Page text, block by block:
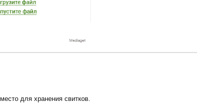
для хранения свитков.